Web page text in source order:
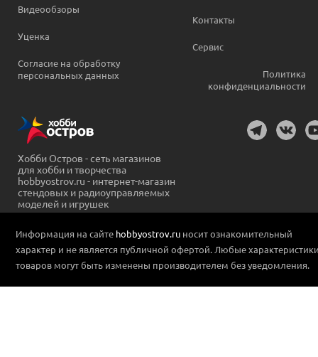
Видеообзоры
Уценка
Согласие на обработку
персональных данных
Контакты
Сервис
Политика
конфиденциальности
Хобби Остров - сеть магазинов
для хобби и творчества
hobbyostrov.ru - интернет-магазин
стендовых и радиоуправляемых
моделей и игрушек
Информация на сайте hobbyostrov.ru носит ознакомительный
характер и не является публичной офертой. Любые
товаров могут быть изменены производителем без уведомления.